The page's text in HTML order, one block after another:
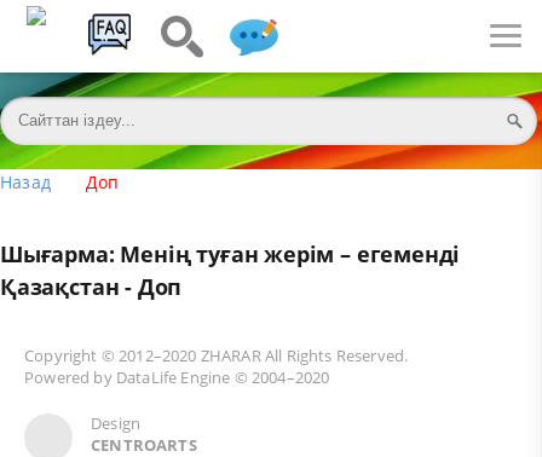
Назад Доп
Шығарма: Менің туған жерім – егеменді
Қазақстан - Доп
Copyright © 2012–2020 ZHARARAll Rights Reserved.
Powered by DataLife Engine © 2004–2020
Design
CENTROARTS